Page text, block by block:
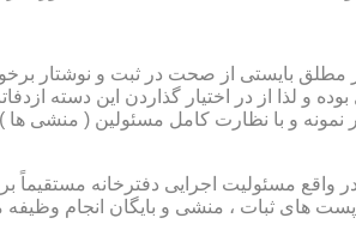
بایستی از صحت در ثبت و نوشتار
از در اختیار گذاردن این دسته ازدفاتر
نمونه و با نظارت کامل مسئولین ( منشی
که در واقع مسئولیت اجرایی دفترخانه
پست های ثبات ، منشی و بایگان انجام